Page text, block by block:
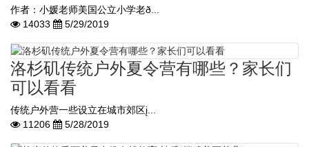
作者：小媛老师美国公立小学老ð...
14033
5/29/2019
洛杉矶传统户外夏令营有哪些？家长们
可以看看
传统户外营一些设立在城市郊区į...
11206
5/28/2019